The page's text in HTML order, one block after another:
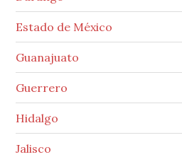
Estado de México
Guanajuato
Guerrero
Hidalgo
Jalisco